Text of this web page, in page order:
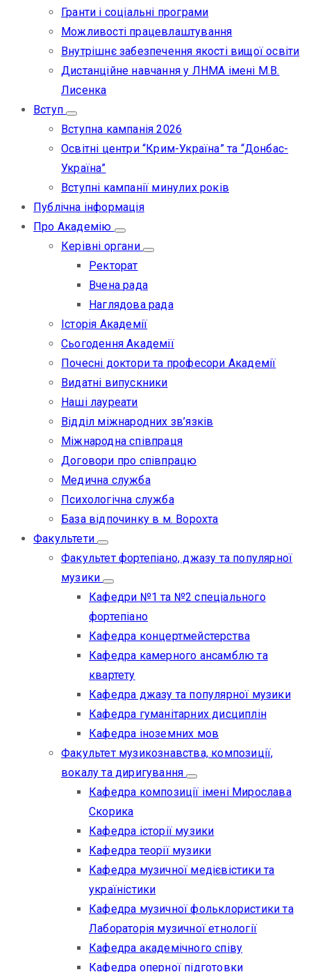
Гранти і соціальні програми
Можливості працевлаштування
Внутрішнє забезпечення якості вищої освіти
Дистанційне навчання у ЛНМА імені М.В.
Лисенка
Вступ
Вступна кампанія 2026
Освітні центри “Крим-Україна” та “Донбас-
Україна”
Вступні кампанії минулих років
Публічна інформація
Про Академію
Керівні органи
Ректорат
Вчена рада
Наглядова рада
Історія Академії
Сьогодення Академії
Почесні доктори та професори Академії
Видатні випускники
Наші лауреати
Відділ міжнародних зв’язків
Міжнародна співпраця
Договори про співпрацю
Медична служба
Психологічна служба
База відпочинку в м. Ворохта
Факультети
Факультет фортепіано, джазу та популярної
музики
Кафедри №1 та №2 спеціального
фортепіано
Кафедра концертмейстерства
Кафедра камерного ансамблю та
квартету
Кафедра джазу та популярної музики
Кафедра гуманітарних дисциплін
Кафедра іноземних мов
Факультет музикознавства, композиції,
вокалу та диригування
Кафедра композиції імені Мирослава
Скорика
Кафедра історії музики
Кафедра теорії музики
Кафедра музичної медієвістики та
україністики
Кафедра музичної фольклористики та
Лабораторія музичної етнології
Кафедра академічного співу
Кафедра оперної підготовки